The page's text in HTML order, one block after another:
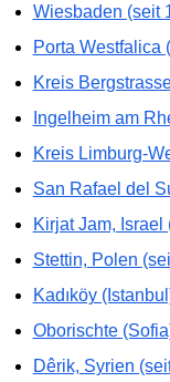
Wiesbaden (seit
Porta Westfalica
Kreis
Ingelheim am
Kreis Limburg-
San Rafael del
Kirjat Jam, Israel
Stettin, Polen
Kadıköy
Oborischte
Dêrik, Syrien